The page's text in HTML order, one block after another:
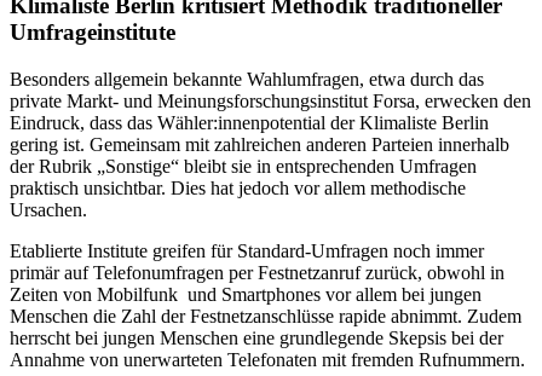
Klimaliste Berlin kritisiert Methodik traditioneller
Besonders allgemein bekannte Wahlumfragen, etwa durch das
private Markt- und Meinungsforschungsinstitut Forsa, erwecken den
Eindruck, dass das Wähler:innenpotential der Klimaliste Berlin
gering ist. Gemeinsam mit zahlreichen anderen Parteien innerhalb
der Rubrik „Sonstige“ bleibt sie in entsprechenden Umfragen
praktisch unsichtbar. Dies hat jedoch vor allem methodische
Etablierte Institute greifen für Standard-Umfragen noch immer
primär auf Telefonumfragen per Festnetzanruf zurück, obwohl in
Zeiten von Mobilfunk und Smartphones vor allem bei jungen
Menschen die Zahl der Festnetzanschlüsse rapide abnimmt. Zudem
herrscht bei jungen Menschen eine grundlegende Skepsis bei der